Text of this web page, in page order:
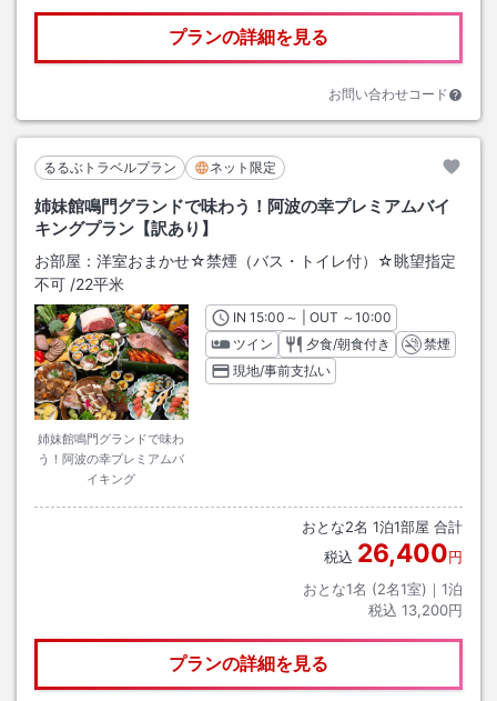
プランの詳細を見る
お問い合わせコード
るるぶトラベルプラン ネット限定
姉妹館鳴門グランドで味わう！阿波の幸プレミアムバイ
キングプラン【訳あり】
お部屋： 洋室おまかせ☆禁煙（バス・トイレ付）☆眺望指定
不可 /22平米
姉妹館鳴門グランドで味わ
う！阿波の幸プレミアムバ
イキング
INチェックイン
15:00 ～ | OUT チェックアウト
～10:00
ツイン
夕食/朝食付き
禁煙
現地/事前支払い
おとな2名 1泊1部屋 合計
税込 26,400円
おとな1名 (2名1室)｜ 1泊
税込 13,200円
プランの詳細を見る